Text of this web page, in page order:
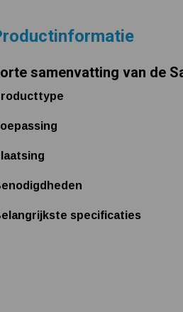
samenvatting van de
specificaties